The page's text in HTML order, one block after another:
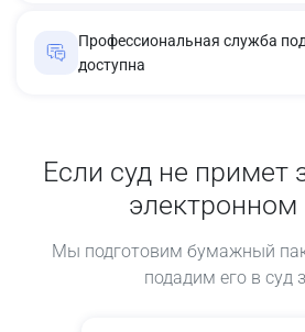
Профессиональная служба
доступна
Если суд не примет
электронном
Мы подготовим бумажный
подадим его в суд